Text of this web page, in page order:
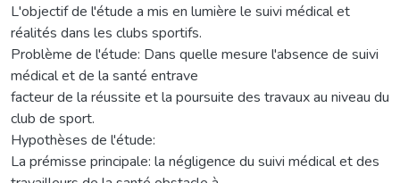
L'objectif de l'étude a mis en lumière le suivi médical et
réalités dans les clubs sportifs.
Problème de l'étude: Dans quelle mesure l'absence de suivi
médical et de la santé entrave
facteur de la réussite et la poursuite des travaux au niveau du
club de sport.
Hypothèses de l'étude:
La prémisse principale: la négligence du suivi médical et des